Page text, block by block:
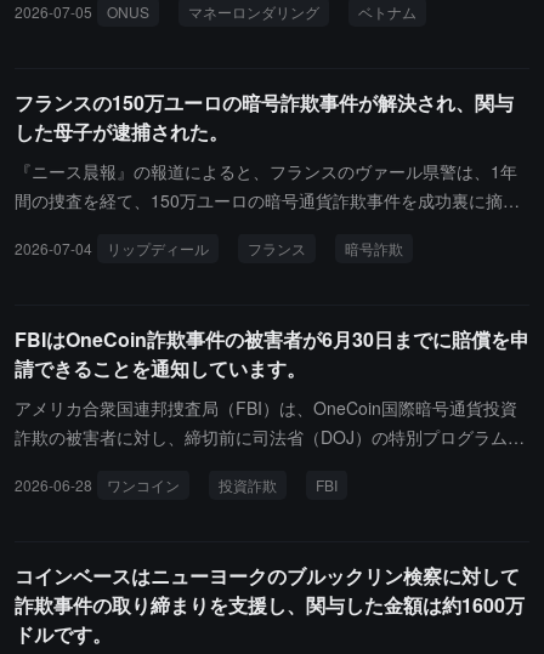
インに違反しているため迅速に削除すると述べており、現在App St
す。
与する取引を凍結し、2000億ベトナムドンの価値がある取引を行
ネットワークや電気通信ネットワークを利用して財産の侵占とマネ
ーロンダリングを行ったとして告発した。2018年から、関与した者
たちは一般の人々の暗号通貨に対する認識不足を利用し、アプリケ
ーションを通じてデジタルアカウントを作成し、仮想通貨として包
せ、その結果、資金の侵占を実施し、2018年から2021年の間に7兆
開設されており、警察は市民から2000件以上の通報を受けている。
公安機関はKOLなどのインフルエンサーの共犯責任を追及してお
り、引き続き全力で不正資金の回収を行っている。
2026-07-05 ONUS マネーロンダリング ベトナム
フランスの150万ユーロの暗号詐欺事件が解決され、関与
した母子が逮捕された。
『ニース晨報』の報道によると、フランスのヴァール県警は、1年
間の捜査を経て、150万ユーロの暗号通貨詐欺事件を成功裏に摘発
販売）詐欺を実施し、高級住宅を代わりに購入できると偽り、ラマ
しカメラを使用して被害者の暗号アカウント情報と秘密鍵を盗撮
し、その後、すべての暗号資産を移動させました。警察はカヴァレ
ールで母子を逮捕し、同時に容疑者名義の190万ユーロ相当の不動
産を押収しました。二人の容疑者は過去に複数回の詐欺犯罪歴があ
に直面します。
2026-07-04 リップディール フランス 暗号詐欺
FBIはOneCoin詐欺事件の被害者が6月30日までに賠償を申
請できることを通知しています。
アメリカ合衆国連邦捜査局（FBI）は、OneCoin国際暗号通貨投資
詐欺の被害者に対し、締切前に司法省（DOJ）の特別プログラムを
は、2014年から2019年の間にOneCoinを購入し、OneCoinプログ
ームを通じて申請を提出できます。ただし、申請を提出しても経済
的賠償を受けられる保証はありません。DOJによれば、OneCoinの
世界中の投資家は合計で40億ドル以上の損失を被っています。
2026-06-28 ワンコイン 投資詐欺 FBI
コインベースはニューヨークのブルックリン検察に対して
詐欺事件の取り締まりを支援し、関与した金額は約1600万
ドルです。